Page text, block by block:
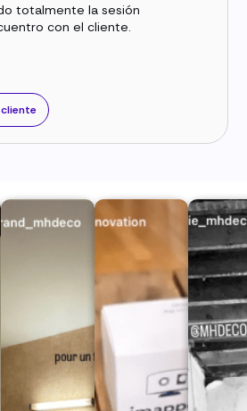
totalmente la sesión
con el cliente.
cliente